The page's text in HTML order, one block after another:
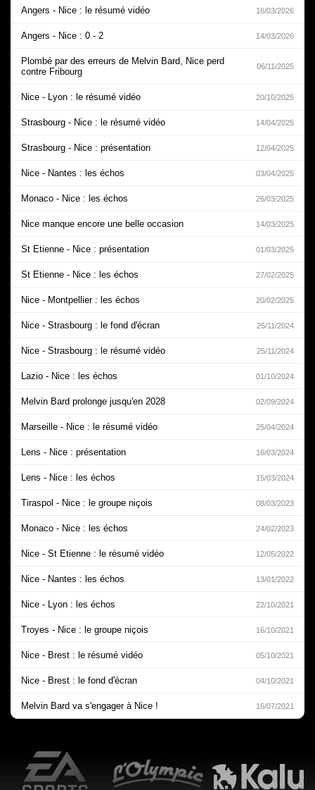
Angers - Nice : le résumé vidéo 16/03/2026
Angers - Nice : 0 - 2 14/03/2026
Plombé par des erreurs de Melvin Bard, Nice perd
contre Fribourg
06/11/2025
Nice - Lyon : le résumé vidéo 20/10/2025
Strasbourg - Nice : le résumé vidéo 14/04/2025
Strasbourg - Nice : présentation 12/04/2025
Nice - Nantes : les échos 03/04/2025
Monaco - Nice : les échos 26/03/2025
Nice manque encore une belle occasion 14/03/2025
St Etienne - Nice : présentation 01/03/2025
St Etienne - Nice : les échos 27/02/2025
Nice - Montpellier : les échos 20/02/2025
Nice - Strasbourg : le fond d'écran 25/11/2024
Nice - Strasbourg : le résumé vidéo 25/11/2024
Lazio - Nice : les échos 01/10/2024
Melvin Bard prolonge jusqu'en 2028 02/09/2024
Marseille - Nice : le résumé vidéo 25/04/2024
Lens - Nice : présentation 16/03/2024
Lens - Nice : les échos 15/03/2024
Tiraspol - Nice : le groupe niçois 08/03/2023
Monaco - Nice : les échos 24/02/2023
Nice - St Etienne : le résumé vidéo 12/05/2022
Nice - Nantes : les échos 13/01/2022
Nice - Lyon : les échos 22/10/2021
Troyes - Nice : le groupe niçois 16/10/2021
Nice - Brest : le résumé vidéo 05/10/2021
Nice - Brest : le fond d'écran 04/10/2021
Melvin Bard va s'engager à Nice ! 16/07/2021
EA Sports